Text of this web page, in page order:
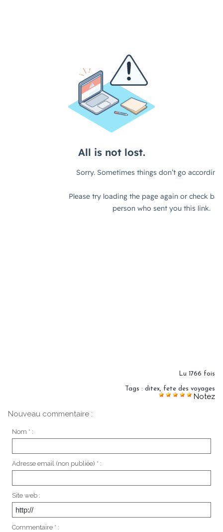
Lu 1766 fois
Tags : ditex, fete des voyages
Notez
Nouveau commentaire :
Nom * :
Adresse email (non publiée) * :
Site web :
Commentaire * :